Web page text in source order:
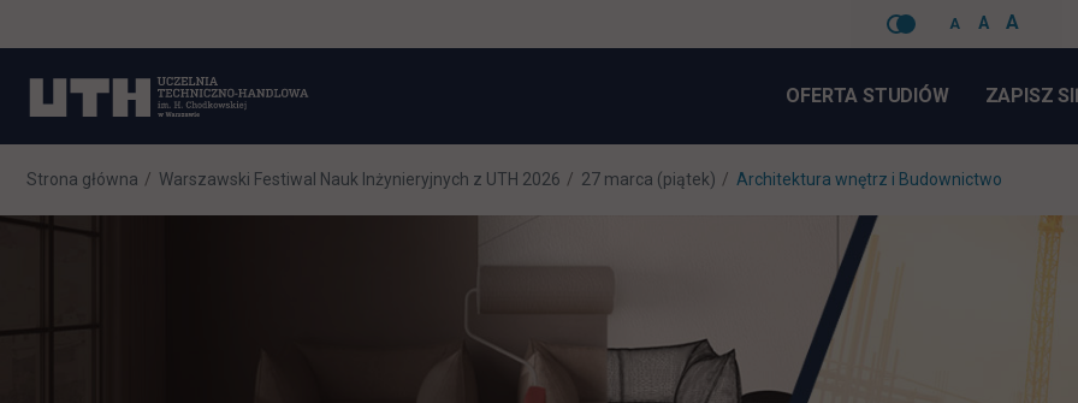
A A
A
nawigacje
OFERTA STUDIÓW ZAPISZ
Strona główna Warszawski Festiwal Nauk Inżynieryjnych z UTH 2026 27 marca (piątek) Architektura wnętrz i Budownictwo